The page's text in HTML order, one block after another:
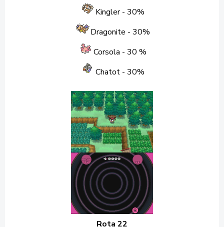
Kingler - 30%
Dragonite - 30%
Corsola - 30 %
Chatot - 30%
Rota 22